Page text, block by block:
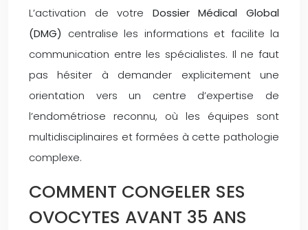
L’activation de votre Dossier Médical Global
(DMG) centralise les informations et facilite la
communication entre les spécialistes. Il ne faut
pas hésiter à demander explicitement une
orientation vers un centre d’expertise de
l’endométriose reconnu, où les équipes sont
multidisciplinaires et formées à cette pathologie
complexe.
COMMENT CONGELER SES
OVOCYTES AVANT 35 ANS